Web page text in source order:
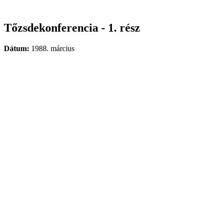
Tőzsdekonferencia - 1. rész
Dátum: 1988. március